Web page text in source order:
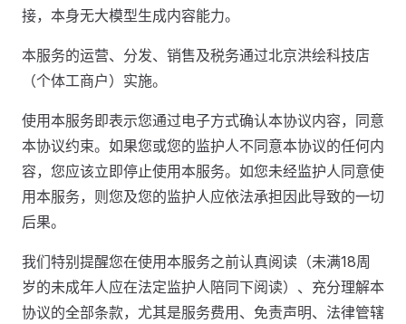
接，本身无大模型生成内容能力。
本服务的运营、分发、销售及税务通过北京洪绘科技店
（个体工商户）实施。
使用本服务即表示您通过电子方式确认本协议内容，同意
本协议约束。如果您或您的监护人不同意本协议的任何内
容，您应该立即停止使用本服务。如您未经监护人同意使
用本服务，则您及您的监护人应依法承担因此导致的一切
后果。
我们特别提醒您在使用本服务之前认真阅读（未满18周
岁的未成年人应在法定监护人陪同下阅读）、充分理解本
协议的全部条款，尤其是服务费用、免责声明、法律管辖